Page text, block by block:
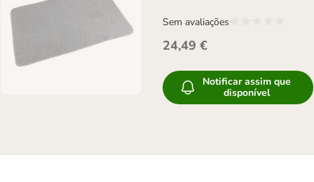
24,49 €
Sem avaliações
Notificar assim que
disponível